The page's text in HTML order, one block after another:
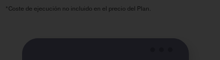
*Coste de ejecución no incluido en el precio del Plan.